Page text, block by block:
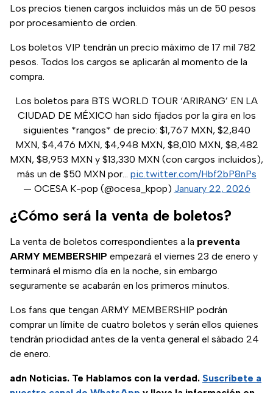
Los precios tienen cargos incluidos más un de 50 pesos
por procesamiento de orden.
Los boletos VIP tendrán un precio máximo de 17 mil 782
pesos. Todos los cargos se aplicarán al momento de la
compra.
Los boletos para BTS WORLD TOUR ‘ARIRANG’ EN LA
CIUDAD DE MÉXICO han sido fijados por la gira en los
siguientes *rangos* de precio: $1,767 MXN, $2,840
MXN, $4,476 MXN, $4,948 MXN, $8,010 MXN, $8,482
MXN, $8,953 MXN y $13,330 MXN (con cargos incluidos),
más un de $50 MXN por… pic.twitter.com/Hbf2bP8nPs
— OCESA K-pop (@ocesa_kpop) January 22, 2026
¿Cómo será la venta de boletos?
La venta de boletos correspondientes a la preventa
ARMY MEMBERSHIP empezará el viernes 23 de enero y
terminará el mismo día en la noche, sin embargo
seguramente se acabarán en los primeros minutos.
Los fans que tengan ARMY MEMBERSHIP podrán
comprar un límite de cuatro boletos y serán ellos quienes
tendrán priodidad antes de la venta general el sábado 24
de enero.
adn Noticias. Te Hablamos con la verdad. Suscríbete a